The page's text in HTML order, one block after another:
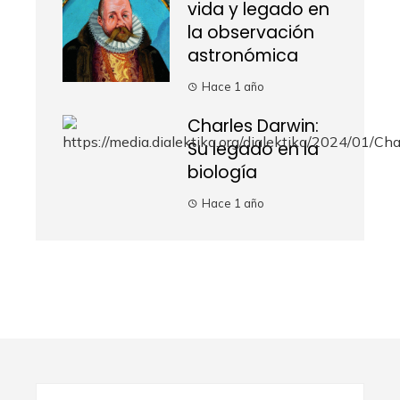
vida y legado en
la observación
astronómica
Hace 1 año
Charles Darwin:
Su legado en la
biología
Hace 1 año